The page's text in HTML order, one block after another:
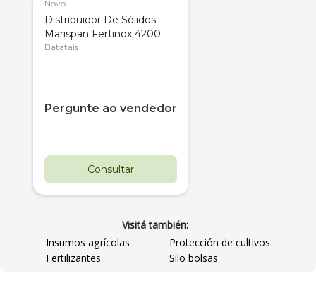
Novo
Distribuidor De Sólidos
Marispan Fertinox 4200
Citrus
Batatais
Pergunte ao vendedor
Consultar
Visitá también:
Insumos agrícolas
Protección de cultivos
Fertilizantes
Silo bolsas